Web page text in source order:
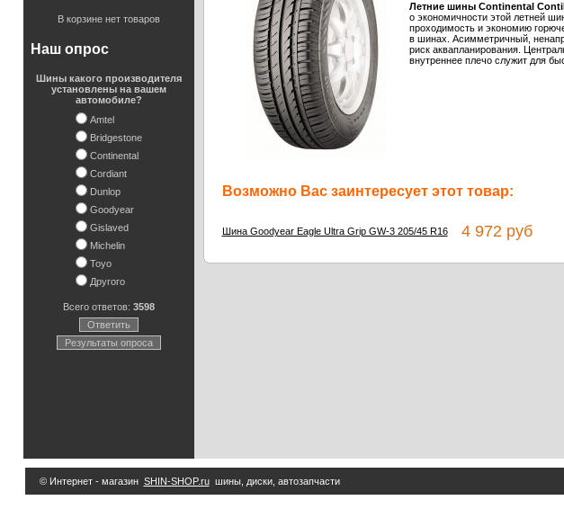
В корзине нет товаров
Наш опрос
Шины какого производителя
установлены на вашем
автомобиле?
Amtel
Bridgestone
Continental
Cordiant
Dunlop
Goodyear
Gislaved
Michelin
Toyo
Другого
Всего ответов: 3598
Ответить
Результаты опроса
Летние шины Continental
о экономичности этой летней
проходимость и экономию
в шинах. Асимметричный,
риск аквапланирования.
внутреннее плечо служит для
Возможно Вас заинтересует этот товар:
Шина Goodyear Eagle Ultra Grip GW-3 205/45 R164 972 руб
© Интернет - магазин SHIN-SHOP.ruшины, диски, автозапчасти